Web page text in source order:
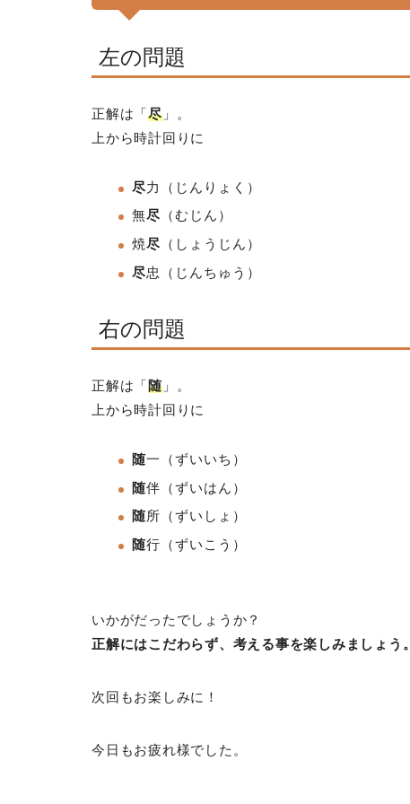
左の問題
正解は「尽」。
上から時計回りに
尽力（じんりょく）
無尽 （むじん）
焼尽 （しょうじん）
尽忠 （じんちゅう）
右の問題
正解は「随」。
上から時計回りに
随一（ずいいち）
随伴 （ずいはん）
随所 （ずいしょ ）
随行 （ずいこう）
いかがだったでしょうか？
正解にはこだわらず、考える事を楽しみましょう。
次回もお楽しみに！
今日もお疲れ様でした。